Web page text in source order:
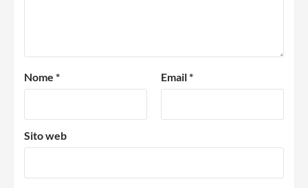
Nome * Email*
Sito web